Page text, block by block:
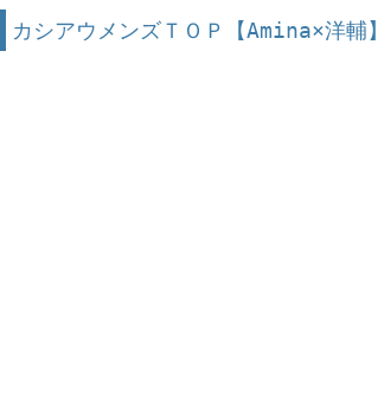
カシアウメンズＴＯＰ【Amina×洋輔】